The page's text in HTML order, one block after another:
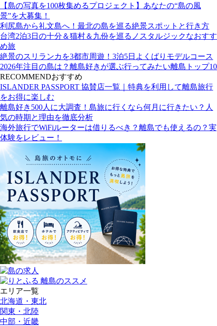
【島の写真を100枚集めるプロジェクト】あなたの“島の風
景”を大募集！
利尻島から礼文島へ！最北の島を巡る絶景スポットと行き方
台湾2泊3日の十分＆猫村＆九份を巡るノスタルジックなおすす
め旅
絶景のスリランカを3都市周遊！3泊5日よくばりモデルコース
2026年注目の島は？離島好きが選ぶ行ってみたい離島トップ10
RECOMMENDおすすめ
ISLANDER PASSPORT 協賛店一覧｜特典を利用して離島旅行
をお得に楽しむ
離島好き500人に大調査！島旅に行くなら何月に行きたい？人
気の時期と理由を徹底分析
海外旅行でWiFiルーターは借りるべき？離島でも使えるの？実
体験をレビュー！
エリア一覧
北海道・東北
関東・北陸
中部・近畿